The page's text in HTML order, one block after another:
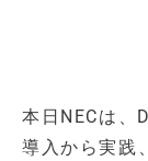
本日NECは、
導入から実践